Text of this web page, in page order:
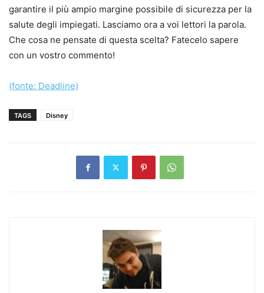
garantire il più ampio margine possibile di sicurezza per la
salute degli impiegati. Lasciamo ora a voi lettori la parola.
Che cosa ne pensate di questa scelta? Fatecelo sapere
con un vostro commento!
(fonte: Deadline)
TAGS Disney